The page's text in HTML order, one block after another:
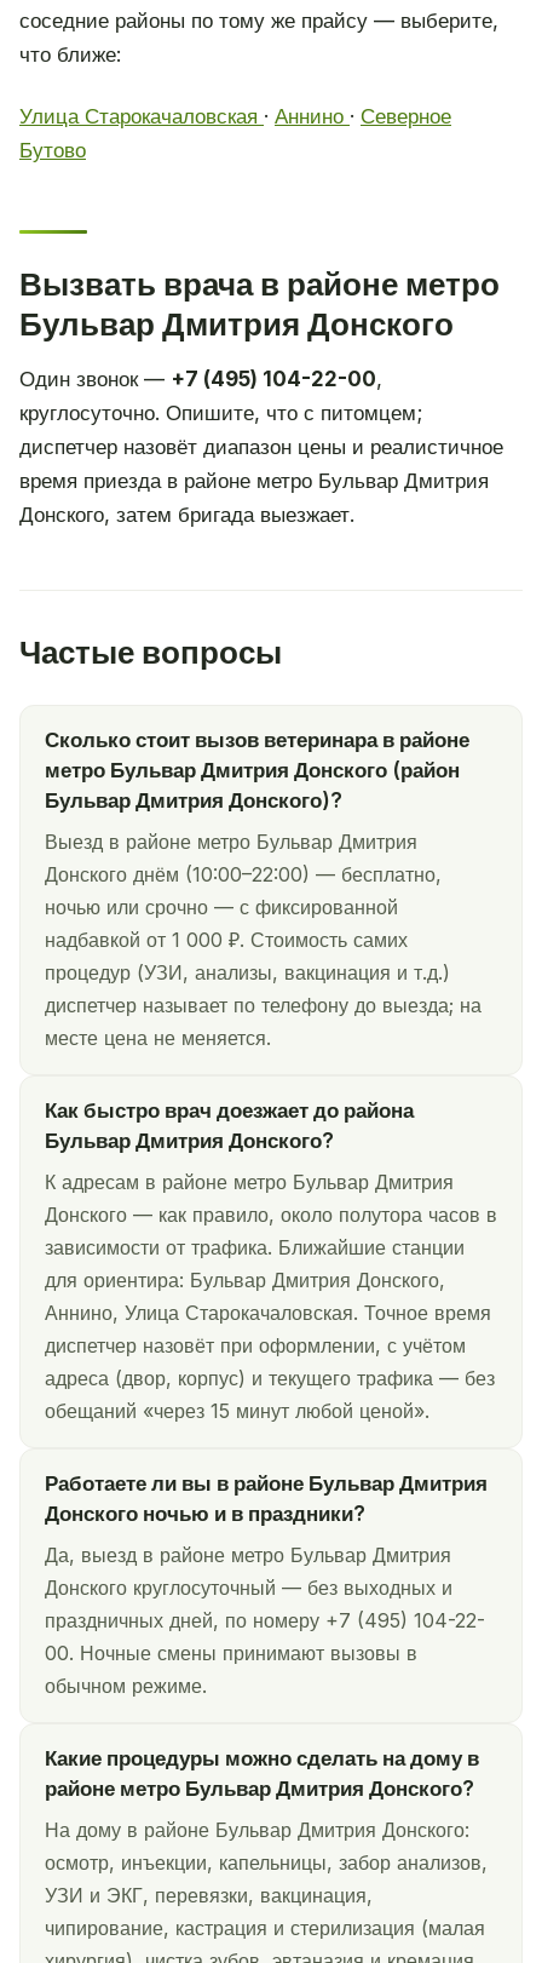
соседние районы по тому же прайсу — выберите,
что ближе:
Улица Старокачаловская · Аннино · Северное
Бутово
Вызвать врача в районе метро
Бульвар Дмитрия Донского
Один звонок — +7 (495) 104-22-00,
круглосуточно. Опишите, что с питомцем;
диспетчер назовёт диапазон цены и реалистичное
время приезда в районе метро Бульвар Дмитрия
Донского, затем бригада выезжает.
Частые вопросы
Сколько стоит вызов ветеринара в районе
метро Бульвар Дмитрия Донского (район
Бульвар Дмитрия Донского)?
Выезд в районе метро Бульвар Дмитрия
Донского днём (10:00–22:00) — бесплатно,
ночью или срочно — с фиксированной
надбавкой от 1 000 ₽. Стоимость самих
процедур (УЗИ, анализы, вакцинация и т.д.)
диспетчер называет по телефону до выезда; на
месте цена не меняется.
Как быстро врач доезжает до района
Бульвар Дмитрия Донского?
К адресам в районе метро Бульвар Дмитрия
Донского — как правило, около полутора часов в
зависимости от трафика. Ближайшие станции
для ориентира: Бульвар Дмитрия Донского,
Аннино, Улица Старокачаловская. Точное время
диспетчер назовёт при оформлении, с учётом
адреса (двор, корпус) и текущего трафика — без
обещаний «через 15 минут любой ценой».
Работаете ли вы в районе Бульвар Дмитрия
Донского ночью и в праздники?
Да, выезд в районе метро Бульвар Дмитрия
Донского круглосуточный — без выходных и
праздничных дней, по номеру +7 (495) 104-22-
00. Ночные смены принимают вызовы в
обычном режиме.
Какие процедуры можно сделать на дому в
районе метро Бульвар Дмитрия Донского?
На дому в районе Бульвар Дмитрия Донского:
осмотр, инъекции, капельницы, забор анализов,
УЗИ и ЭКГ, перевязки, вакцинация,
чипирование, кастрация и стерилизация (малая